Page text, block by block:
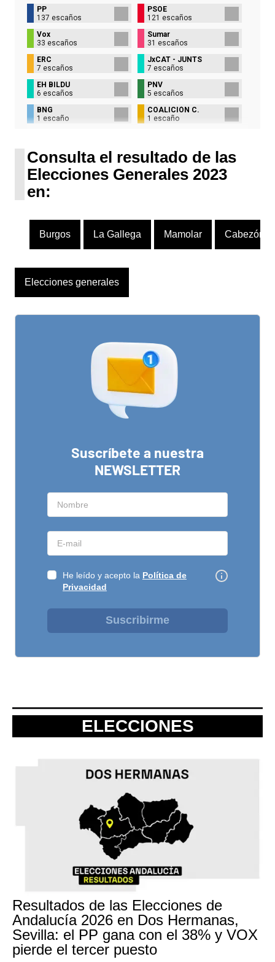
PP
137 escaños
PSOE
121 escaños
Vox
33 escaños
Sumar
31 escaños
ERC
7 escaños
JxCAT - JUNTS
7 escaños
EH BILDU
6 escaños
PNV
5 escaños
BNG
1 escaño
COALICIÓN C.
1 escaño
Consulta el resultado de las
Elecciones Generales 2023
en:
Burgos La Gallega Mamolar Cabezón
Elecciones generales
Suscríbete a nuestra
NEWSLETTER
He leído y acepto la Política de
Privacidad
Suscribirme
ELECCIONES
Resultados de las Elecciones de
Andalucía 2026 en Dos Hermanas,
Sevilla: el PP gana con el 38% y VOX
pierde el tercer puesto